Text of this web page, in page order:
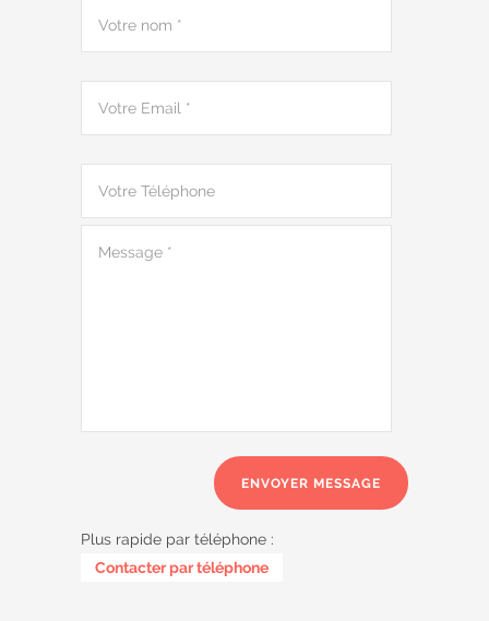
Plus rapide par téléphone :
0487 62 69 26
Contacter par téléphone